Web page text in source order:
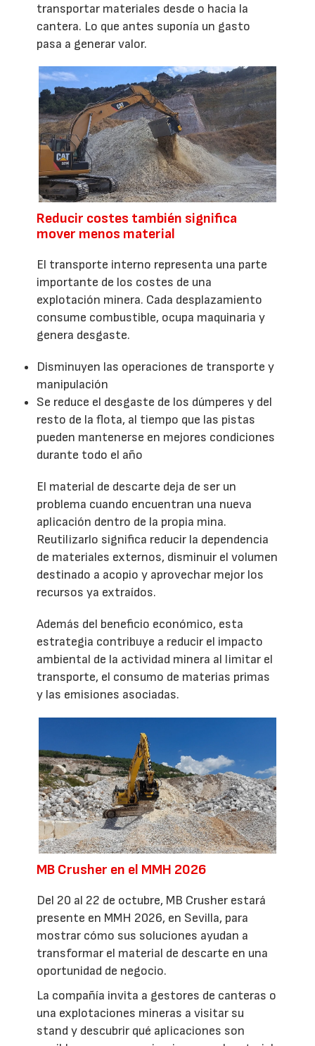
transportar materiales desde o hacia la
cantera. Lo que antes suponía un gasto
pasa a generar valor.
Reducir costes también significa
mover menos material
El transporte interno representa una parte
importante de los costes de una
explotación minera. Cada desplazamiento
consume combustible, ocupa maquinaria y
genera desgaste.
Disminuyen las operaciones de transporte y
manipulación
Se reduce el desgaste de los dúmperes y del
resto de la flota, al tiempo que las pistas
pueden mantenerse en mejores condiciones
durante todo el año
El material de descarte deja de ser un
problema cuando encuentran una nueva
aplicación dentro de la propia mina.
Reutilizarlo significa reducir la dependencia
de materiales externos, disminuir el volumen
destinado a acopio y aprovechar mejor los
recursos ya extraídos.
Además del beneficio económico, esta
estrategia contribuye a reducir el impacto
ambiental de la actividad minera al limitar el
transporte, el consumo de materias primas
y las emisiones asociadas.
MB Crusher en el MMH 2026
Del 20 al 22 de octubre, MB Crusher estará
presente en MMH 2026, en Sevilla, para
mostrar cómo sus soluciones ayudan a
transformar el material de descarte en una
oportunidad de negocio.
La compañía invita a gestores de canteras o
una explotaciones mineras a visitar su
stand y descubrir qué aplicaciones son